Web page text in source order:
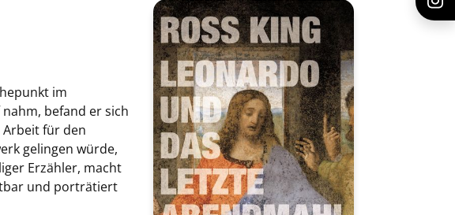
im
befand er sich
für den
gelingen würde,
Erzähler, macht
und porträtiert